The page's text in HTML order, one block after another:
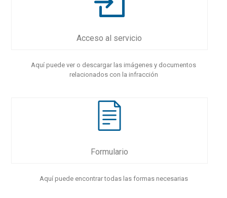
Acceso al servicio
Aquí puede ver o descargar las imágenes y documentos
relacionados con la infracción
Formulario
Aquí puede encontrar todas las formas necesarias